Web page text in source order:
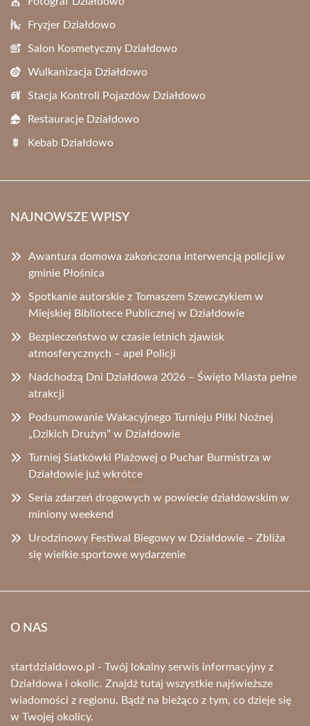
Fryzjer Działdowo
Salon Kosmetyczny Działdowo
Wulkanizacja Działdowo
Stacja Kontroli Pojazdów Działdowo
Restauracje Działdowo
Kebab Działdowo
NAJNOWSZE WPISY
Awantura domowa zakończona interwencją policji w
gminie Płośnica
Spotkanie autorskie z Tomaszem Szewczykiem w
Miejskiej Bibliotece Publicznej w Działdowie
Bezpieczeństwo w czasie letnich zjawisk
atmosferycznych – apel Policji
Nadchodzą Dni Działdowa 2026 – Święto Miasta pełne
atrakcji
Podsumowanie Wakacyjnego Turnieju Piłki Nożnej
„Dzikich Drużyn” w Działdowie
Turniej Siatkówki Plażowej o Puchar Burmistrza w
Działdowie już wkrótce
Seria zdarzeń drogowych w powiecie działdowskim w
miniony weekend
Urodzinowy Festiwal Biegowy w Działdowie – Zbliża
się wielkie sportowe wydarzenie
O NAS
startdzialdowo.pl - Twój lokalny serwis informacyjny z
Działdowa i okolic. Znajdź tutaj wszystkie najświeższe
wiadomości z regionu. Bądź na bieżąco z tym, co dzieje się
w Twojej okolicy.